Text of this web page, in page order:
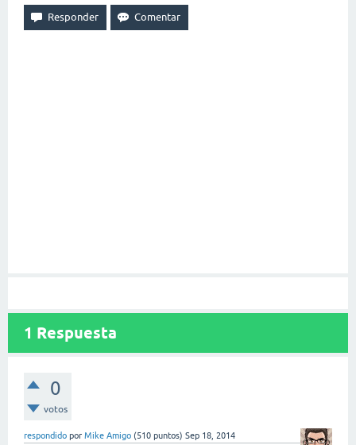
1 Respuesta
0
votos
respondido por Mike Amigo (510 puntos) Sep 18, 2014